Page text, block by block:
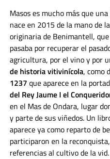
Masos es mucho más que
nace en 2015 de la mano de la
originaria de Benimantell,
pasaba por recuperar el
agricultura, por el vino y por
de historia vitivinícola, como
1237 que aparece en la
del Rey Jaume I el
en el Mas de Ondara, lugar
y parte de sus viñedos. Un
aparece ya como reparto de
participaron en la
referencias al cultivo de la vid.